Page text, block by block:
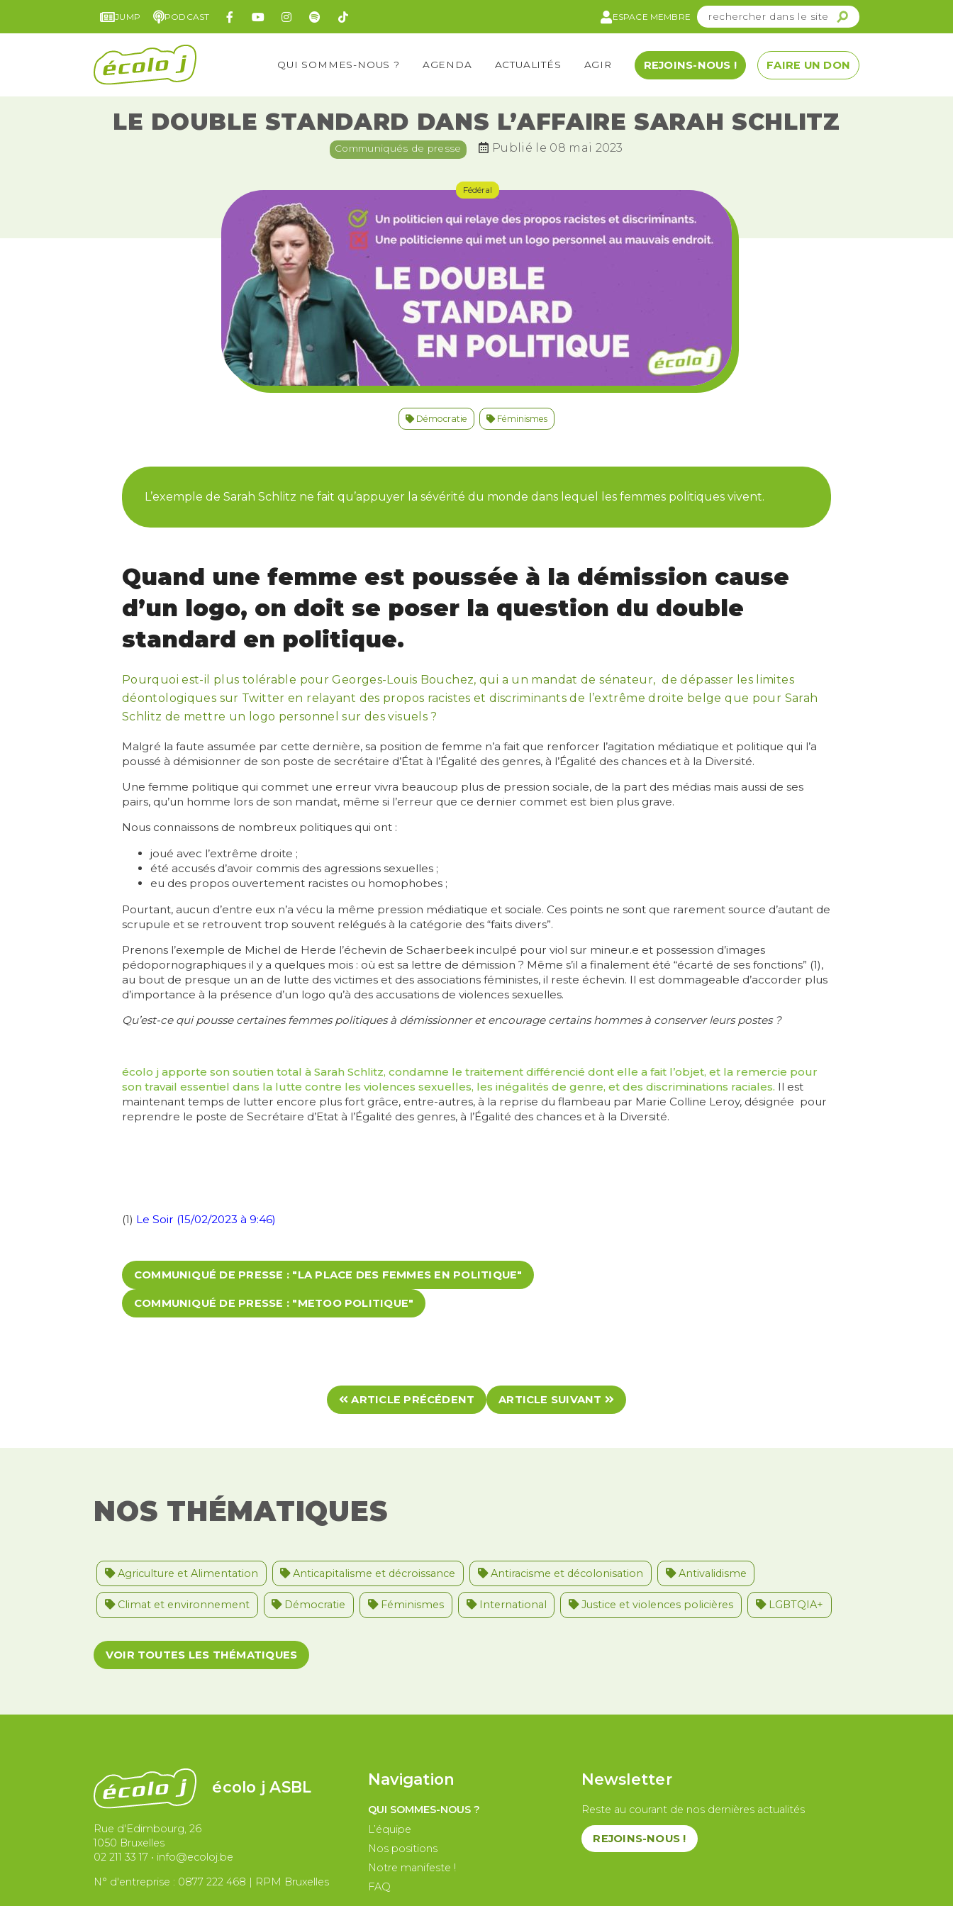
JUMP PODCAST ESPACE MEMBRE
QUI SOMMES-NOUS ? AGENDA ACTUALITÉS AGIR REJOINS-NOUS ! FAIRE UN DON
LE DOUBLE STANDARD DANS L’AFFAIRE SARAH SCHLITZ
Communiqués de presse Publié le 08 mai 2023
Fédéral
Démocratie Féminismes
L’exemple de Sarah Schlitz ne fait qu’appuyer la sévérité du monde dans lequel les femmes politiques vivent.
Quand une femme est poussée à la démission cause
d’un logo, on doit se poser la question du double
standard en politique.
Pourquoi est-il plus tolérable pour Georges-Louis Bouchez, qui a un mandat de sénateur, de dépasser les limites
déontologiques sur Twitter en relayant des propos racistes et discriminants de l’extrême droite belge que pour Sarah
Schlitz de mettre un logo personnel sur des visuels ?
Malgré la faute assumée par cette dernière, sa position de femme n’a fait que renforcer l’agitation médiatique et politique qui l’a
poussé à démisionner de son poste de secrétaire d’État à l’Égalité des genres, à l’Égalité des chances et à la Diversité.
Une femme politique qui commet une erreur vivra beaucoup plus de pression sociale, de la part des médias mais aussi de ses
pairs, qu’un homme lors de son mandat, même si l’erreur que ce dernier commet est bien plus grave.
Nous connaissons de nombreux politiques qui ont :
joué avec l’extrême droite ;
été accusés d’avoir commis des agressions sexuelles ;
eu des propos ouvertement racistes ou homophobes ;
Pourtant, aucun d’entre eux n’a vécu la même pression médiatique et sociale. Ces points ne sont que rarement source d’autant de
scrupule et se retrouvent trop souvent relégués à la catégorie des “faits divers”.
Prenons l’exemple de Michel de Herde l’échevin de Schaerbeek inculpé pour viol sur mineur.e et possession d’images
pédopornographiques il y a quelques mois : où est sa lettre de démission ? Même s’il a finalement été “écarté de ses fonctions” (1),
au bout de presque un an de lutte des victimes et des associations féministes, il reste échevin. Il est dommageable d’accorder plus
d’importance à la présence d’un logo qu’à des accusations de violences sexuelles.
Qu’est-ce qui pousse certaines femmes politiques à démissionner et encourage certains hommes à conserver leurs postes ?
écolo j apporte son soutien total à Sarah Schlitz, condamne le traitement différencié dont elle a fait l’objet, et la remercie pour
son travail essentiel dans la lutte contre les violences sexuelles, les inégalités de genre, et des discriminations raciales. Il est
maintenant temps de lutter encore plus fort grâce, entre-autres, à la reprise du flambeau par Marie Colline Leroy, désignée pour
reprendre le poste de Secrétaire d’Etat à l’Égalité des genres, à l’Égalité des chances et à la Diversité.
(1) Le Soir (15/02/2023 à 9:46)
COMMUNIQUÉ DE PRESSE : "LA PLACE DES FEMMES EN POLITIQUE"
COMMUNIQUÉ DE PRESSE : "METOO POLITIQUE"
ARTICLE PRÉCÉDENT ARTICLE SUIVANT
NOS THÉMATIQUES
Agriculture et Alimentation Anticapitalisme et décroissance Antiracisme et décolonisation Antivalidisme
Climat et environnement Démocratie Féminismes International Justice et violences policières LGBTQIA+
VOIR TOUTES LES THÉMATIQUES
écolo j ASBL
Rue d'Edimbourg, 26
1050 Bruxelles
02 211 33 17 • info@ecoloj.be
N° d'entreprise : 0877 222 468 | RPM Bruxelles
Navigation
QUI SOMMES-NOUS ?
L’équipe
Nos positions
Notre manifeste !
FAQ
Newsletter
Reste au courant de nos dernières actualités
REJOINS-NOUS !